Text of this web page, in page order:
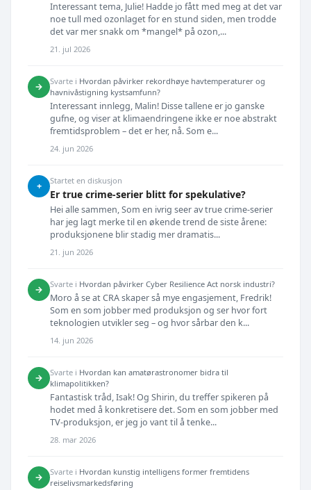
Interessant tema, Julie! Hadde jo fått med meg at det var
noe tull med ozonlaget for en stund siden, men trodde
det var mer snakk om *mangel* på ozon,...
21. jul 2026
→ Svarte i Hvordan påvirker rekordhøye havtemperaturer og
havnivåstigning kystsamfunn?
Interessant innlegg, Malin! Disse tallene er jo ganske
gufne, og viser at klimaendringene ikke er noe abstrakt
fremtidsproblem – det er her, nå. Som e...
24. jun 2026
+ Startet en diskusjon
Er true crime-serier blitt for spekulative?
Hei alle sammen, Som en ivrig seer av true crime-serier
har jeg lagt merke til en økende trend de siste årene:
produksjonene blir stadig mer dramatis...
21. jun 2026
→ Svarte i Hvordan påvirker Cyber Resilience Act norsk industri?
Moro å se at CRA skaper så mye engasjement, Fredrik!
Som en som jobber med produksjon og ser hvor fort
teknologien utvikler seg – og hvor sårbar den k...
14. jun 2026
→ Svarte i Hvordan kan amatørastronomer bidra til
klimapolitikken?
Fantastisk tråd, Isak! Og Shirin, du treffer spikeren på
hodet med å konkretisere det. Som en som jobber med
TV-produksjon, er jeg jo vant til å tenke...
28. mar 2026
→ Svarte i Hvordan kunstig intelligens former fremtidens
reiselivsmarkedsføring